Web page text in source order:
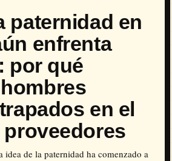
paternidad en
enfrenta
por qué
en el
proveedores
idea de la paternidad ha comenzado a